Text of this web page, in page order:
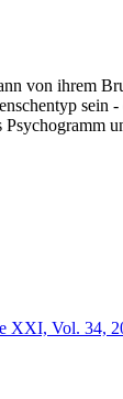
von ihrem
sein
XXI, Vol. 34,